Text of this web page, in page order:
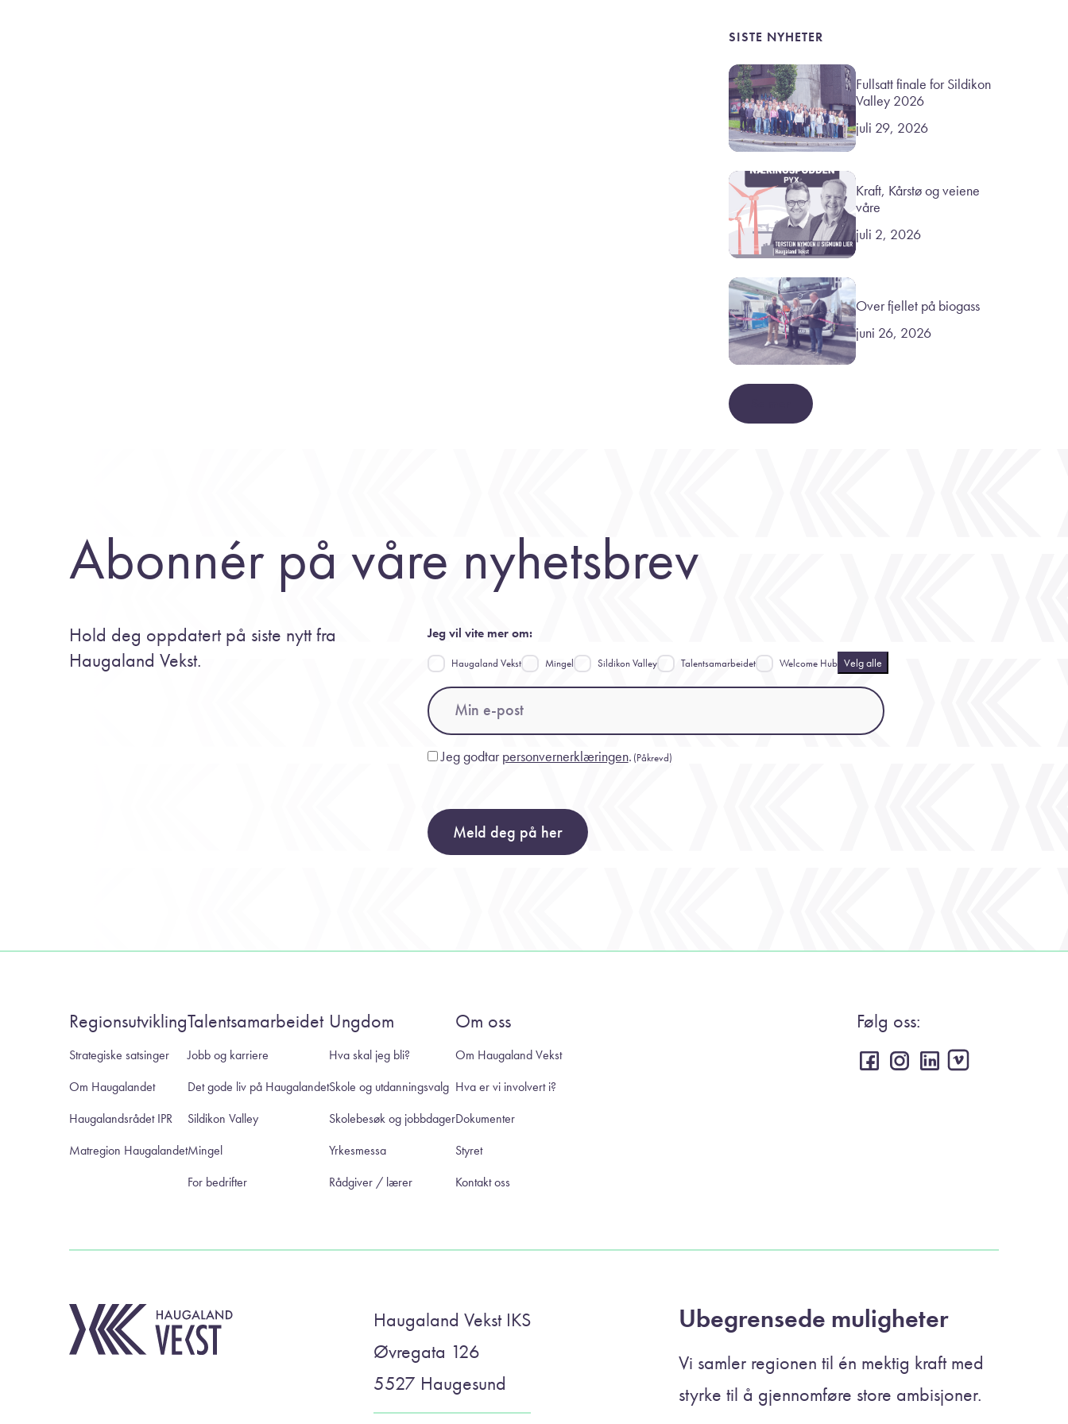
SISTE NYHETER
Fullsatt finale for Sildikon
Valley 2026
juli 29, 2026
Kraft, Kårstø og veiene
våre
juli 2, 2026
Over fjellet på biogass
juni 26, 2026
Abonnér på våre nyhetsbrev
Hold deg oppdatert på siste nytt fra
Haugaland Vekst.
Jeg vil vite mer om:
Haugaland Vekst Mingel Sildikon Valley Talentsamarbeidet Welcome Hub Velg alle
Email
Consent(Påkrevd)
Jeg godtarpersonvernerklæringen. (Påkrevd)
Meld deg på her
Regionsutvikling
Strategiske satsinger
Om Haugalandet
Haugalandsrådet IPR
Matregion Haugalandet
Talentsamarbeidet
Jobb og karriere
Det gode liv på Haugalandet
Sildikon Valley
Mingel
For bedrifter
Ungdom
Hva skal jeg bli?
Skole og utdanningsvalg
Skolebesøk og jobbdager
Yrkesmessa
Rådgiver / lærer
Om oss
Om Haugaland Vekst
Hva er vi involvert i?
Dokumenter
Styret
Kontakt oss
Følg oss:
Haugaland Vekst IKS
Øvregata 126
5527 Haugesund
Ubegrensede muligheter
Vi samler regionen til én mektig kraft med
styrke til å gjennomføre store ambisjoner.